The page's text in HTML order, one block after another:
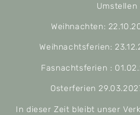
Umstellen
Weihnachten:
Weihnachtsferien:
Fasnachtsferien :
Osterferien
In dieser Zeit bleibt unser